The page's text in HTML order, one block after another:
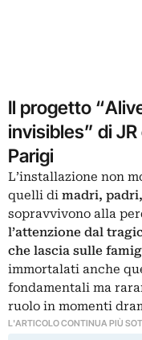
Il progetto
invisibles” di
Parigi
L’installazione non
quelli di madri,
sopravvivono alla
l’attenzione dal
che lascia sulle
immortalati anche
fondamentali ma
ruolo in momenti
L'ARTICOLO CONTINUA PIÙ